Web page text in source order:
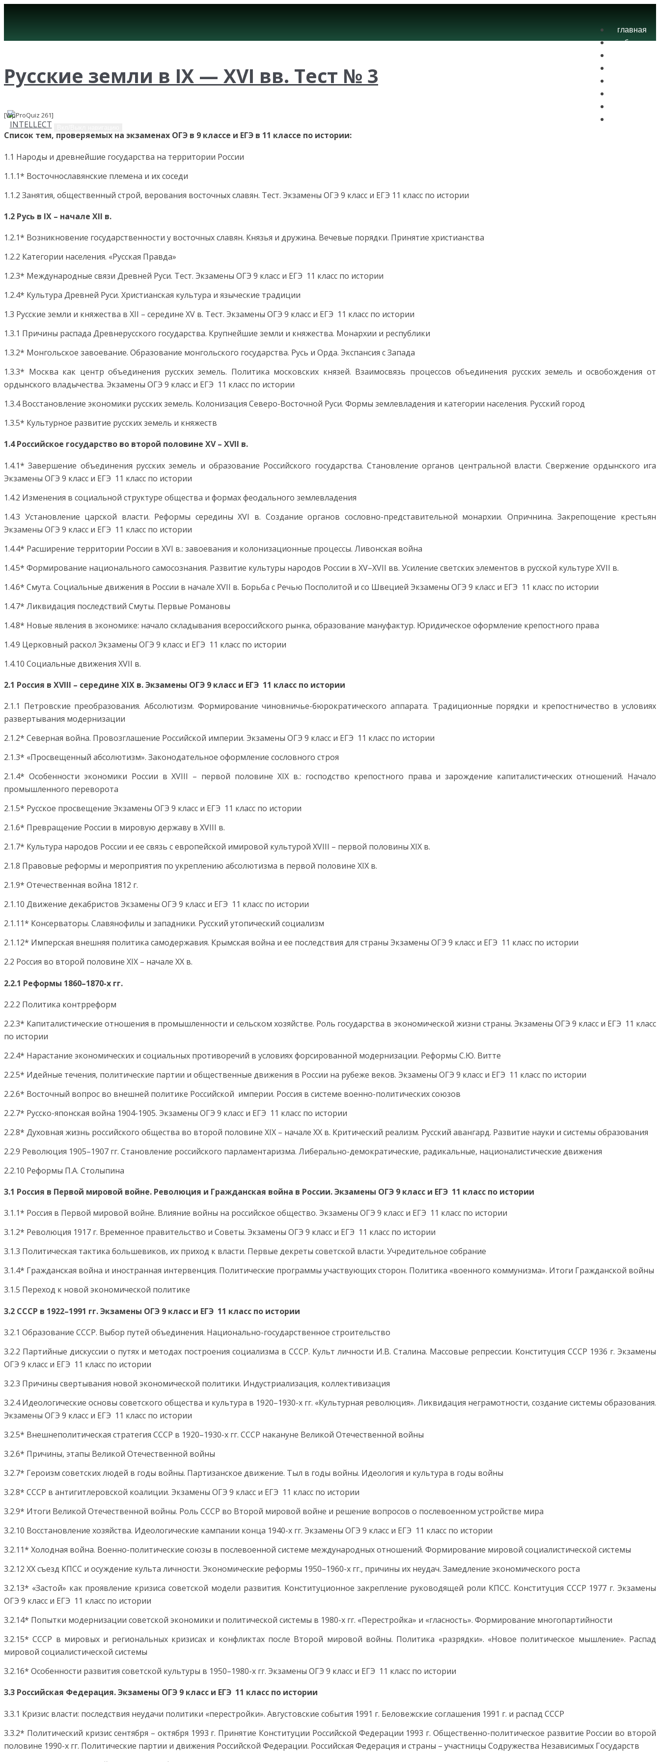
главная
блог
Русские земли в IX — XVI вв. Тест № 3
[WpProQuiz 261]
Список тем, проверяемых на экзаменах ОГЭ в 9 классе и ЕГЭ в 11 классе по истории:
1.1 Народы и древнейшие государства на территории России
1.1.1* Восточнославянские племена и их соседи
1.1.2 Занятия, общественный строй, верования восточных славян. Тест. Экзамены ОГЭ 9 класс и ЕГЭ 11 класс по истории
1.2 Русь в IX – начале XII в.
1.2.1* Возникновение государственности у восточных славян. Князья и дружина. Вечевые порядки. Принятие христианства
1.2.2 Категории населения. «Русская Правда»
1.2.3* Международные связи Древней Руси. Тест. Экзамены ОГЭ 9 класс и ЕГЭ 11 класс по истории
1.2.4* Культура Древней Руси. Христианская культура и языческие традиции
1.3 Русские земли и княжества в XII – середине XV в. Тест. Экзамены ОГЭ 9 класс и ЕГЭ 11 класс по истории
1.3.1 Причины распада Древнерусского государства. Крупнейшие земли и княжества. Монархии и республики
1.3.2* Монгольское завоевание. Образование монгольского государства. Русь и Орда. Экспансия с Запада
1.3.3* Москва как центр объединения русских земель. Политика московских князей. Взаимосвязь процессов объединения русских земель и освобождения от
ордынского владычества. Экзамены ОГЭ 9 класс и ЕГЭ 11 класс по истории
1.3.4 Восстановление экономики русских земель. Колонизация Северо-Восточной Руси. Формы землевладения и категории населения. Русский город
1.3.5* Культурное развитие русских земель и княжеств
1.4 Российское государство во второй половине XV – XVII в.
1.4.1* Завершение объединения русских земель и образование Российского государства. Становление органов центральной власти. Свержение ордынского ига
Экзамены ОГЭ 9 класс и ЕГЭ 11 класс по истории
1.4.2 Изменения в социальной структуре общества и формах феодального землевладения
1.4.3 Установление царской власти. Реформы середины XVI в. Создание органов сословно-представительной монархии. Опричнина. Закрепощение крестьян
Экзамены ОГЭ 9 класс и ЕГЭ 11 класс по истории
1.4.4* Расширение территории России в XVI в.: завоевания и колонизационные процессы. Ливонская война
1.4.5* Формирование национального самосознания. Развитие культуры народов России в XV–XVII вв. Усиление светских элементов в русской культуре XVII в.
1.4.6* Смута. Социальные движения в России в начале XVII в. Борьба с Речью Посполитой и со Швецией Экзамены ОГЭ 9 класс и ЕГЭ 11 класс по истории
1.4.7* Ликвидация последствий Смуты. Первые Романовы
1.4.8* Новые явления в экономике: начало складывания всероссийского рынка, образование мануфактур. Юридическое оформление крепостного права
1.4.9 Церковный раскол Экзамены ОГЭ 9 класс и ЕГЭ 11 класс по истории
1.4.10 Социальные движения XVII в.
2.1 Россия в XVIII – середине XIX в. Экзамены ОГЭ 9 класс и ЕГЭ 11 класс по истории
2.1.1 Петровские преобразования. Абсолютизм. Формирование чиновничье-бюрократического аппарата. Традиционные порядки и крепостничество в условиях
развертывания модернизации
2.1.2* Северная война. Провозглашение Российской империи. Экзамены ОГЭ 9 класс и ЕГЭ 11 класс по истории
2.1.3* «Просвещенный абсолютизм». Законодательное оформление сословного строя
2.1.4* Особенности экономики России в XVIII – первой половине XIX в.: господство крепостного права и зарождение капиталистических отношений. Начало
промышленного переворота
2.1.5* Русское просвещение Экзамены ОГЭ 9 класс и ЕГЭ 11 класс по истории
2.1.6* Превращение России в мировую державу в XVIII в.
2.1.7* Культура народов России и ее связь с европейской имировой культурой XVIII – первой половины XIX в.
2.1.8 Правовые реформы и мероприятия по укреплению абсолютизма в первой половине XIX в.
2.1.9* Отечественная война 1812 г.
2.1.10 Движение декабристов Экзамены ОГЭ 9 класс и ЕГЭ 11 класс по истории
2.1.11* Консерваторы. Славянофилы и западники. Русский утопический социализм
2.1.12* Имперская внешняя политика самодержавия. Крымская война и ее последствия для страны Экзамены ОГЭ 9 класс и ЕГЭ 11 класс по истории
2.2 Россия во второй половине XIX – начале ХХ в.
2.2.1 Реформы 1860–1870-х гг.
2.2.2 Политика контрреформ
2.2.3* Капиталистические отношения в промышленности и сельском хозяйстве. Роль государства в экономической жизни страны. Экзамены ОГЭ 9 класс и ЕГЭ 11 класс
по истории
2.2.4* Нарастание экономических и социальных противоречий в условиях форсированной модернизации. Реформы С.Ю. Витте
2.2.5* Идейные течения, политические партии и общественные движения в России на рубеже веков. Экзамены ОГЭ 9 класс и ЕГЭ 11 класс по истории
2.2.6* Восточный вопрос во внешней политике Российской империи. Россия в системе военно-политических союзов
2.2.7* Русско-японская война 1904-1905. Экзамены ОГЭ 9 класс и ЕГЭ 11 класс по истории
2.2.8* Духовная жизнь российского общества во второй половине XIX – начале ХХ в. Критический реализм. Русский авангард. Развитие науки и системы образования
2.2.9 Революция 1905–1907 гг. Становление российского парламентаризма. Либерально-демократические, радикальные, националистические движения
2.2.10 Реформы П.А. Столыпина
3.1 Россия в Первой мировой войне. Революция и Гражданская война в России. Экзамены ОГЭ 9 класс и ЕГЭ 11 класс по истории
3.1.1* Россия в Первой мировой войне. Влияние войны на российское общество. Экзамены ОГЭ 9 класс и ЕГЭ 11 класс по истории
3.1.2* Революция 1917 г. Временное правительство и Советы. Экзамены ОГЭ 9 класс и ЕГЭ 11 класс по истории
3.1.3 Политическая тактика большевиков, их приход к власти. Первые декреты советской власти. Учредительное собрание
3.1.4* Гражданская война и иностранная интервенция. Политические программы участвующих сторон. Политика «военного коммунизма». Итоги Гражданской войны
3.1.5 Переход к новой экономической политике
3.2 СССР в 1922–1991 гг. Экзамены ОГЭ 9 класс и ЕГЭ 11 класс по истории
3.2.1 Образование СССР. Выбор путей объединения. Национально-государственное строительство
3.2.2 Партийные дискуссии о путях и методах построения социализма в СССР. Культ личности И.В. Сталина. Массовые репрессии. Конституция СССР 1936 г. Экзамены
ОГЭ 9 класс и ЕГЭ 11 класс по истории
3.2.3 Причины свертывания новой экономической политики. Индустриализация, коллективизация
3.2.4 Идеологические основы советского общества и культура в 1920–1930-х гг. «Культурная революция». Ликвидация неграмотности, создание системы образования.
Экзамены ОГЭ 9 класс и ЕГЭ 11 класс по истории
3.2.5* Внешнеполитическая стратегия СССР в 1920–1930-х гг. СССР накануне Великой Отечественной войны
3.2.6* Причины, этапы Великой Отечественной войны
3.2.7* Героизм советских людей в годы войны. Партизанское движение. Тыл в годы войны. Идеология и культура в годы войны
3.2.8* СССР в антигитлеровской коалиции. Экзамены ОГЭ 9 класс и ЕГЭ 11 класс по истории
3.2.9* Итоги Великой Отечественной войны. Роль СССР во Второй мировой войне и решение вопросов о послевоенном устройстве мира
3.2.10 Восстановление хозяйства. Идеологические кампании конца 1940-х гг. Экзамены ОГЭ 9 класс и ЕГЭ 11 класс по истории
3.2.11* Холодная война. Военно-политические союзы в послевоенной системе международных отношений. Формирование мировой социалистической системы
3.2.12 XX съезд КПСС и осуждение культа личности. Экономические реформы 1950–1960-х гг., причины их неудач. Замедление экономического роста
3.2.13* «Застой» как проявление кризиса советской модели развития. Конституционное закрепление руководящей роли КПСС. Конституция СССР 1977 г. Экзамены
ОГЭ 9 класс и ЕГЭ 11 класс по истории
3.2.14* Попытки модернизации советской экономики и политической системы в 1980-х гг. «Перестройка» и «гласность». Формирование многопартийности
3.2.15* СССР в мировых и региональных кризисах и конфликтах после Второй мировой войны. Политика «разрядки». «Новое политическое мышление». Распад
мировой социалистической системы
3.2.16* Особенности развития советской культуры в 1950–1980-х гг. Экзамены ОГЭ 9 класс и ЕГЭ 11 класс по истории
3.3 Российская Федерация. Экзамены ОГЭ 9 класс и ЕГЭ 11 класс по истории
3.3.1 Кризис власти: последствия неудачи политики «перестройки». Августовские события 1991 г. Беловежские соглашения 1991 г. и распад СССР
3.3.2* Политический кризис сентября – октября 1993 г. Принятие Конституции Российской Федерации 1993 г. Общественно-политическое развитие России во второй
половине 1990-х гг. Политические партии и движения Российской Федерации. Российская Федерация и страны – участницы Содружества Независимых Государств